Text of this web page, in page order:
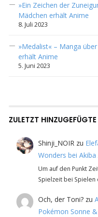
»Ein Zeichen der
Mädchen erhält Anime
8. Juli 2023
»Medalist« – Manga
erhält Anime
5. Juni 2023
ZULETZT
Shinji_NOIR zu
Wonders bei
Um auf den Punkt
Spielzeit bei Spielen
Och, der Toni? zu
Pokémon Sonne